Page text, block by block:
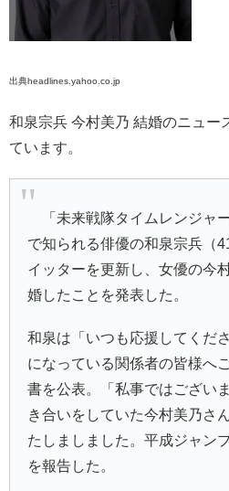
出典headlines.yahoo.co.jp
和泉宗兵 今村美乃 結婚のニュー
ています。
「未来戦隊タイムレンジャ
で知られる俳優の和泉宗兵（
イッターを更新し、女優の今
婚したことを発表した。
和泉は「いつも応援してくだ
になっている関係者の皆様へ
書を公表。「私事ではござい
き合いをしていた今村美乃さ
たしましました。平成ジャン
を報告した。